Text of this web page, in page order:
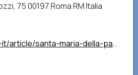
75 00197 Roma RM Italia
maria-della-pace-la-chiesa-prelatizia-dellopus-dei/